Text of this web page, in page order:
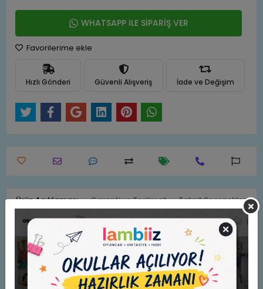
WHATSAPP İLE SİPARİŞ VER
Favorilerime ekle
Hızlı Gönderi Güvenli Alışveriş İade ve Değişim
Ürün Açıklaması Garanti ve Teslimat Taksit Seçenekleri
SİLİKON AYAKKABI BAĞCIĞI "SARI-LACİVERT"
ARTIK AYAKKABI BAĞLAMAK YOK